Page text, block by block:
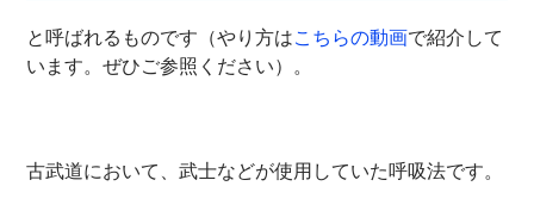
と呼ばれるものです（やり方はこちらの動画で紹介して
います。ぜひご参照ください）。
古武道において、武士などが使用していた呼吸法です。